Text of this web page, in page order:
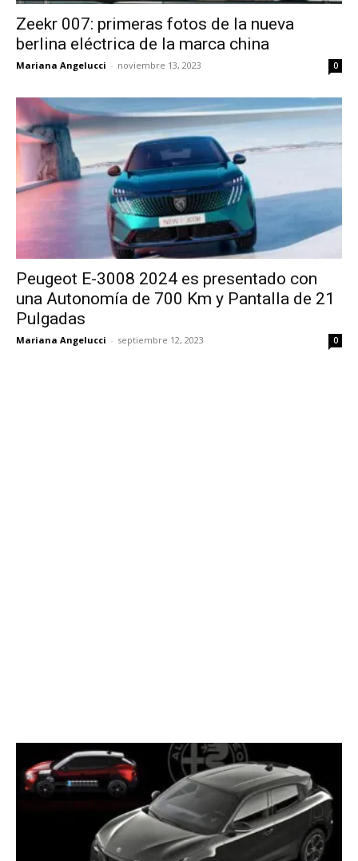
Zeekr 007: primeras fotos de la nueva
berlina eléctrica de la marca china
Mariana Angelucci - noviembre 13, 2023 0
Peugeot E-3008 2024 es presentado con
una Autonomía de 700 Km y Pantalla de 21
Pulgadas
Mariana Angelucci - septiembre 12, 2023 0